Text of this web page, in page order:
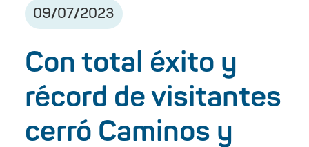
09/07/2023
Con total éxito y
récord de visitantes
cerró Caminos y